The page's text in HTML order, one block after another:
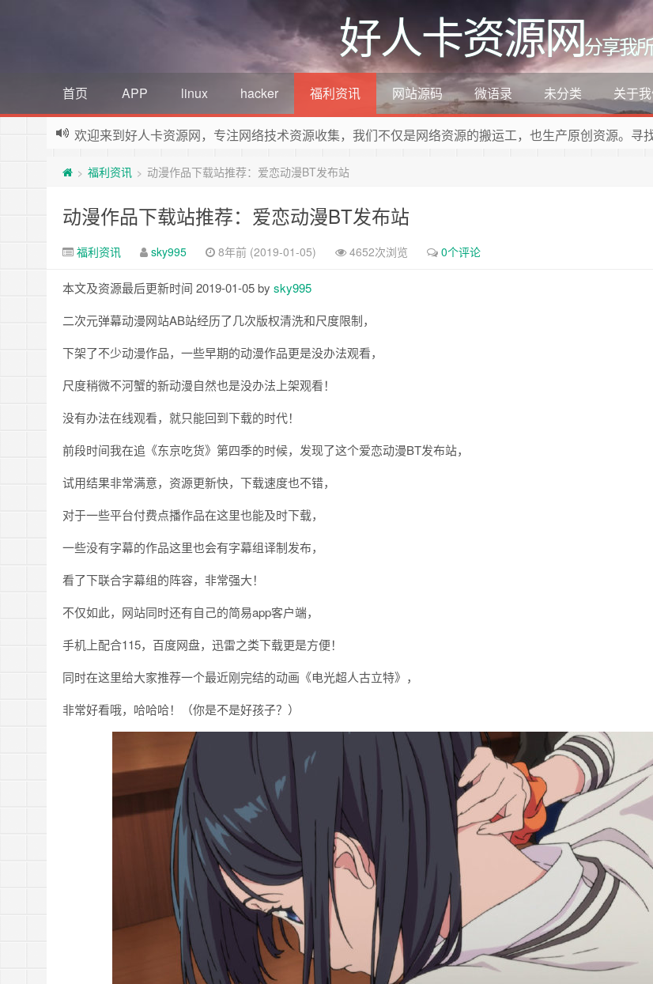
好人卡资源网分享我
首页 APP linux hacker 福利资讯 网站源码 微语录 未分类 关于
欢迎来到好人卡资源网，专注网络技术资源收集，我们不仅是网络资源的搬运工，也生产原创资源。寻
> 福利资讯 > 动漫作品下载站推荐：爱恋动漫BT发布站
动漫作品下载站推荐：爱恋动漫BT发布站
福利资讯 sky995 8年前 (2019-01-05) 4652次浏览 0个评论
本文及资源最后更新时间 2019-01-05 by sky995
二次元弹幕动漫网站AB站经历了几次版权清洗和尺度限制，
下架了不少动漫作品，一些早期的动漫作品更是没办法观看，
尺度稍微不河蟹的新动漫自然也是没办法上架观看！
没有办法在线观看，就只能回到下载的时代！
前段时间我在追《东京吃货》第四季的时候，发现了这个爱恋动漫BT发布站，
试用结果非常满意，资源更新快，下载速度也不错，
对于一些平台付费点播作品在这里也能及时下载，
一些没有字幕的作品这里也会有字幕组译制发布，
看了下联合字幕组的阵容，非常强大！
不仅如此，网站同时还有自己的简易app客户端，
手机上配合115，百度网盘，迅雷之类下载更是方便！
同时在这里给大家推荐一个最近刚完结的动画《电光超人古立特》，
非常好看哦，哈哈哈！（你是不是好孩子？）